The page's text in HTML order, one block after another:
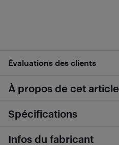
Évaluations des clients
À propos de cet article
Spécifications
Infos du fabricant